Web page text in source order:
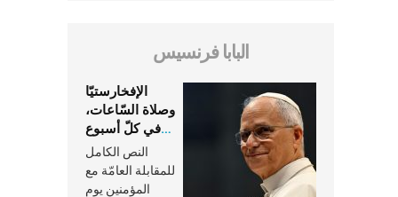
البابا فرنسيس
الإفخارستيّا
وصلاة السّاعات،
في كلّ أسبوع
وكلّ يوم، هما
النَّفَس في حياة
الكنيسة
النص الكامل
للمقابلة العامّة مع
المؤمنين يوم